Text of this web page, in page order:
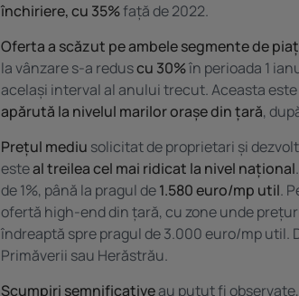
închiriere, cu 35%față de 2022.
Oferta a scăzut pe ambele segmente de
la vânzare s-a reduscu 30%în perioada 1
același interval al anului trecut. Aceasta este
apărută la nivelul marilor orașe din țară,
Prețul mediu solicitat de proprietari și
esteal treilea cel mai ridicat la nivel național
de 1%, până la pragul de1.580 euro/mp util.
ofertă high-end din țară, cu zone unde
îndreaptă spre pragul de 3.000 euro/mp util.
Primăverii sau Herăstrău.
Scumpiri semnificativeau putut fi